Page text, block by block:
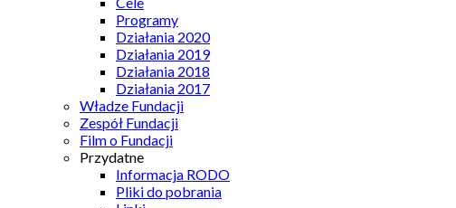
Programy
Działania 2020
Działania 2019
Działania 2018
Działania 2017
Władze Fundacji
Zespół Fundacji
Film o Fundacji
Przydatne
Informacja RODO
Pliki do pobrania